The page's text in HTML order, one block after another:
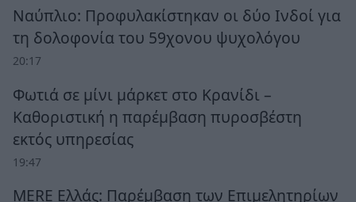
Ναύπλιο: Προφυλακίστηκαν οι δύο Ινδοί για
τη δολοφονία του 59χονου ψυχολόγου
20:17
Φωτιά σε μίνι μάρκετ στο Κρανίδι –
Καθοριστική η παρέμβαση πυροσβέστη
εκτός υπηρεσίας
19:47
MERE Ελλάς: Παρέμβαση των Επιμελητηρίων